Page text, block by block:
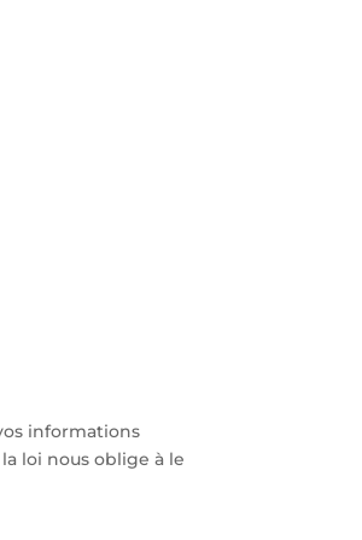
informations
loi nous oblige à le